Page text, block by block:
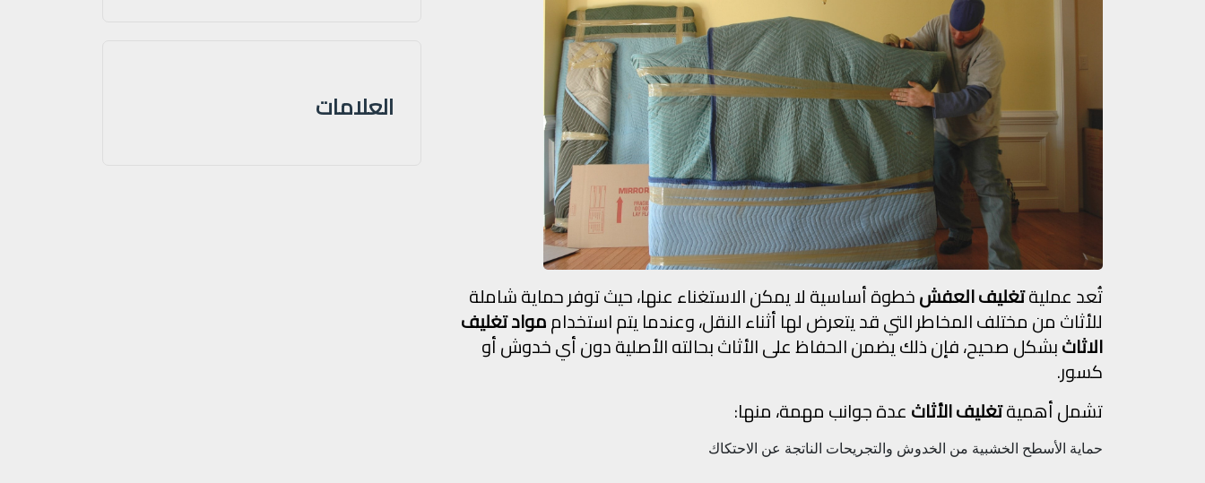
تُعد عمليةتغليف العفشخطوة أساسية لا يمكن الاستغناء عنها، حيث توفر حماية شاملة
للأثاث من مختلف المخاطر التي قد يتعرض لها أثناء النقل، وعندما يتم استخداممواد تغليف
الاثاثبشكل صحيح، فإن ذلك يضمن الحفاظ على الأثاث بحالته الأصلية دون أي خدوش أو
كسور.
تشمل أهميةتغليف الأثاثعدة جوانب مهمة، منها:
حماية الأسطح الخشبية من الخدوش والتجريحات الناتجة عن الاحتكاك
العلامات